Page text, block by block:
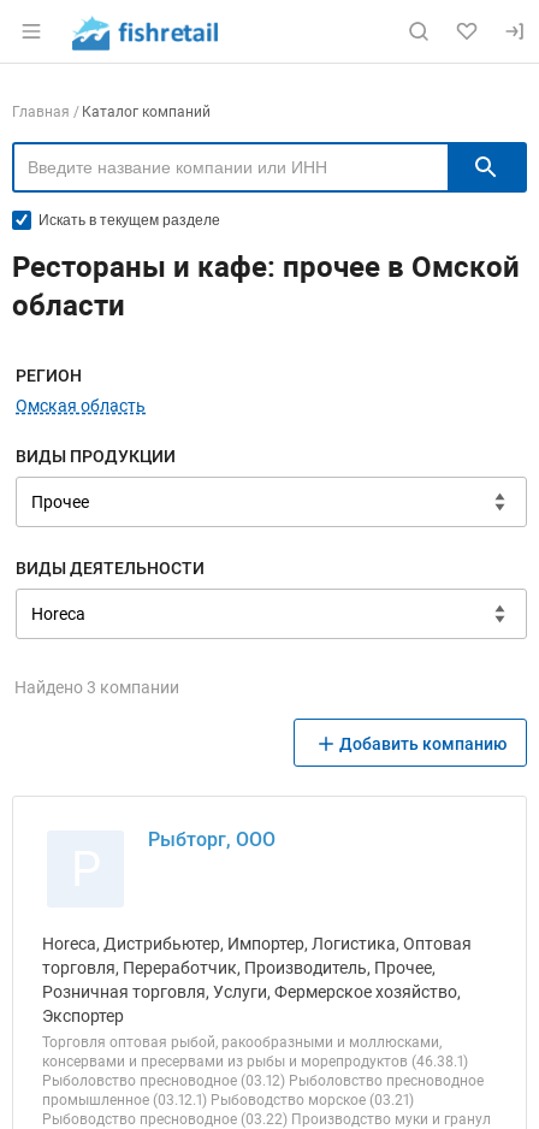
Раздел навигации по сайту fishretail.ru
Навигация по компаниям
Главная Каталог компаний
Искать в текущем разделе
Рестораны и кафе: прочее в Омской
области
Меню навигации
РЕГИОН
Омская область
ВИДЫ ПРОДУКЦИИ
ВИДЫ ДЕЯТЕЛЬНОСТИ
Найдено 3 компании
Добавить компанию
Рыбторг, ООО
Horeca, Дистрибьютер, Импортер, Логистика, Оптовая
торговля, Переработчик, Производитель, Прочее,
Розничная торговля, Услуги, Фермерское хозяйство,
Экспортер
Торговля оптовая рыбой, ракообразными и моллюсками,
консервами и пресервами из рыбы и морепродуктов (46.38.1)
Рыболовство пресноводное (03.12) Рыболовство пресноводное
промышленное (03.12.1) Рыбоводство морское (03.21)
Рыбоводство пресноводное (03.22) Производство муки и гранул